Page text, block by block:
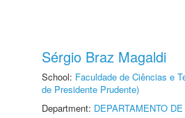
Sérgio Braz Magaldi
School: Faculdade de Ciências e
de Presidente Prudente)
Department: DEPARTAMENTO